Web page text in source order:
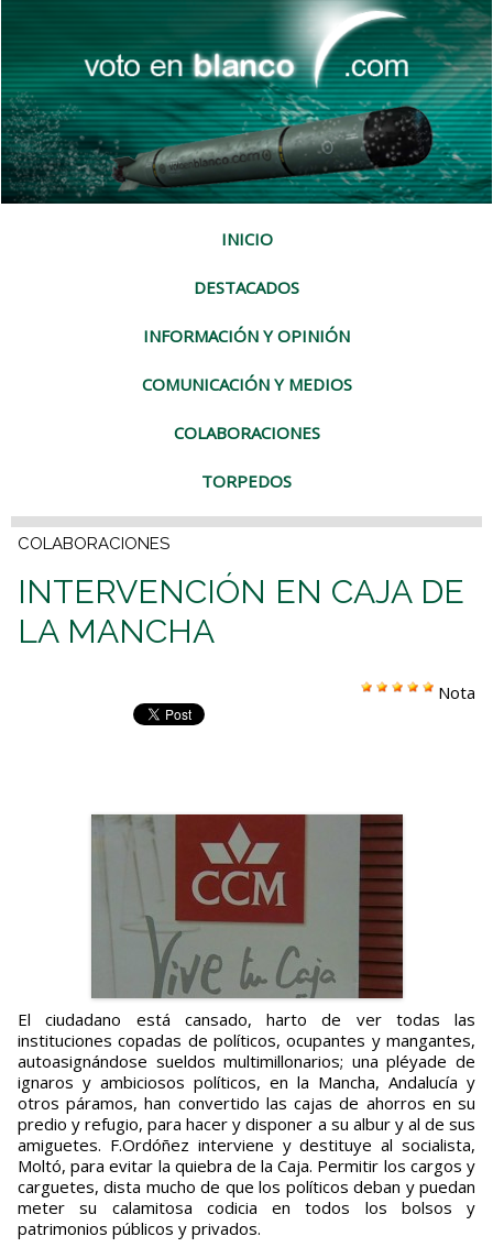
INICIO
DESTACADOS
INFORMACIÓN Y OPINIÓN
COMUNICACIÓN Y MEDIOS
COLABORACIONES
TORPEDOS
COLABORACIONES
INTERVENCIÓN EN CAJA DE
LA MANCHA
Nota
El ciudadano está cansado, harto de ver todas las
instituciones copadas de políticos, ocupantes y mangantes,
autoasignándose sueldos multimillonarios; una pléyade de
ignaros y ambiciosos políticos, en la Mancha, Andalucía y
otros páramos, han convertido las cajas de ahorros en su
predio y refugio, para hacer y disponer a su albur y al de sus
amiguetes. F.Ordóñez interviene y destituye al socialista,
Moltó, para evitar la quiebra de la Caja. Permitir los cargos y
carguetes, dista mucho de que los políticos deban y puedan
meter su calamitosa codicia en todos los bolsos y
patrimonios públicos y privados.